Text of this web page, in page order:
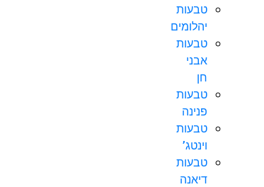
טבעות
יהלומים
טבעות
אבני
חן
טבעות
פנינה
טבעות
וינטג’
טבעות
דיאנה